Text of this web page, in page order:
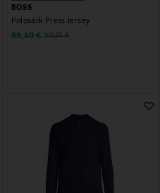
BOSS
Polosärk Press Jersey
Discounted Price
89,40 € Original Price
149,95 €